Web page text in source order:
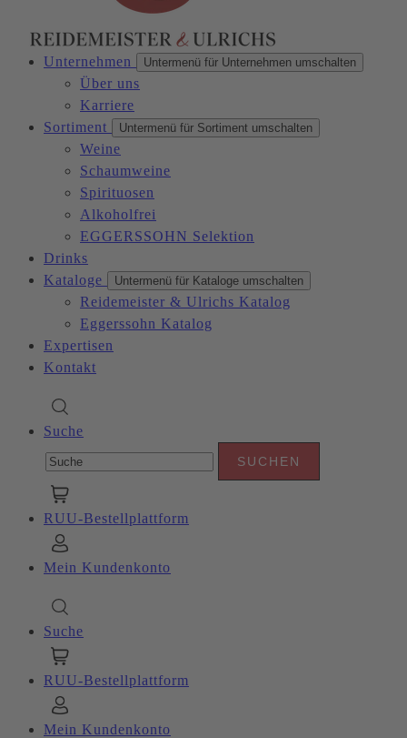
Unternehmen Untermenü für Unternehmen umschalten
Über uns
Karriere
Sortiment
Untermenü für Sortiment umschalten
Weine
Schaumweine
Spirituosen
Alkoholfrei
EGGERSSOHN Selektion
Drinks
Kataloge
Untermenü für Kataloge umschalten
Reidemeister & Ulrichs Katalog
Eggerssohn Katalog
Expertisen
Kontakt
Suche
RUU-Bestellplattform
Mein Kundenkonto
Suche
RUU-Bestellplattform
Mein Kundenkonto